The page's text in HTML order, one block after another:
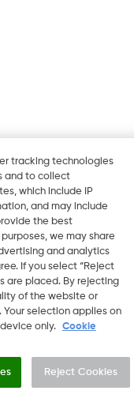
tracking technologies
and to collect
which include IP
and may include
the best
we may share
and analytics
If you select “Reject
are placed. By rejecting
of the website or
selection applies on
only.
Cookie
Reject Cookies